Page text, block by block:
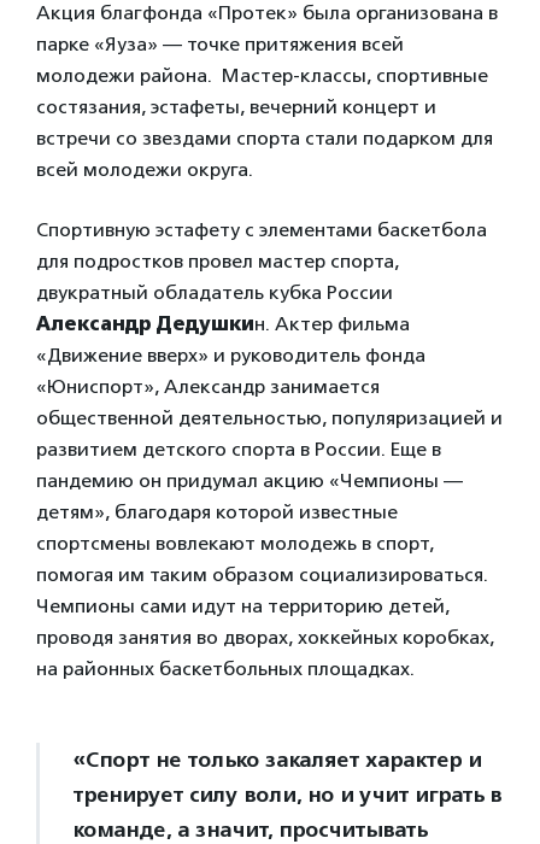
Акция благфонда «Протек» была организована в
парке «Яуза» — точке притяжения всей
молодежи района. Мастер-классы, спортивные
состязания, эстафеты, вечерний концерт и
встречи со звездами спорта стали подарком для
всей молодежи округа.
Спортивную эстафету с элементами баскетбола
для подростков провел мастер спорта,
двукратный обладатель кубка России
Александр Дедушкин. Актер фильма
«Движение вверх» и руководитель фонда
«Юниспорт», Александр занимается
общественной деятельностью, популяризацией и
развитием детского спорта в России. Еще в
пандемию он придумал акцию «Чемпионы —
детям», благодаря которой известные
спортсмены вовлекают молодежь в спорт,
помогая им таким образом социализироваться.
Чемпионы сами идут на территорию детей,
проводя занятия во дворах, хоккейных коробках,
на районных баскетбольных площадках.
«Спорт не только закаляет характер и
тренирует силу воли, но и учит играть в
команде, а значит, просчитывать